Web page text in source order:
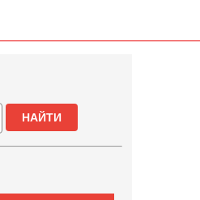
НАЙТИ